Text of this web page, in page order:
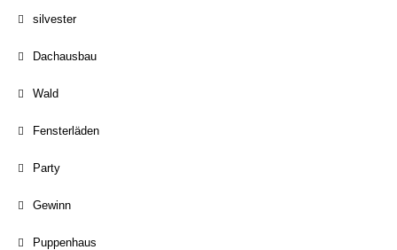
silvester
Dachausbau
Wald
Fensterläden
Party
Gewinn
Puppenhaus